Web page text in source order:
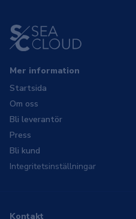
Mer information
Startsida
Om oss
Bli leverantör
Press
Bli kund
Integritetsinställningar
Kontakt